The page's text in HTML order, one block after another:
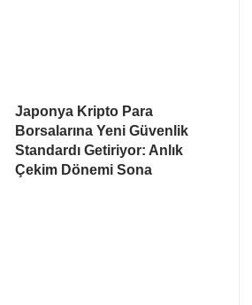
Japonya Kripto Para
Borsalarına Yeni Güvenlik
Standardı Getiriyor: Anlık
Çekim Dönemi Sona